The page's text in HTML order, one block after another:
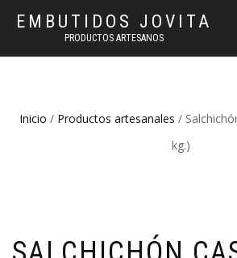
EMBUTIDOS JOVITA
PRODUCTOS ARTESANOS
Inicio / Productos artesanales /
kg.)